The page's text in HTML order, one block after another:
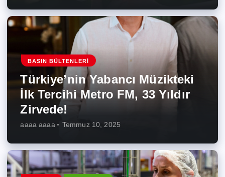
BASIN BÜLTENLERI
Türkiye’nin Yabancı Müzikteki
İlk Tercihi Metro FM, 33 Yıldır
Zirvede!
aaaa aaaa Temmuz 10, 2025